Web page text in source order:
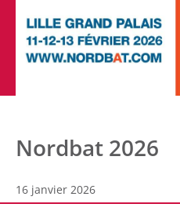
Nordbat 2026
16 janvier 2026